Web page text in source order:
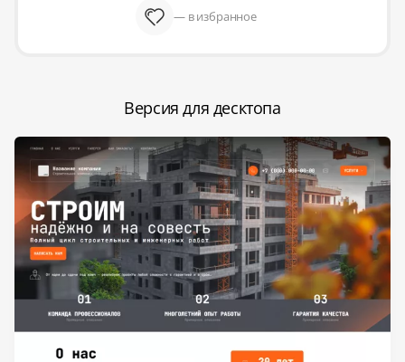
— в избранное
Версия для десктопа